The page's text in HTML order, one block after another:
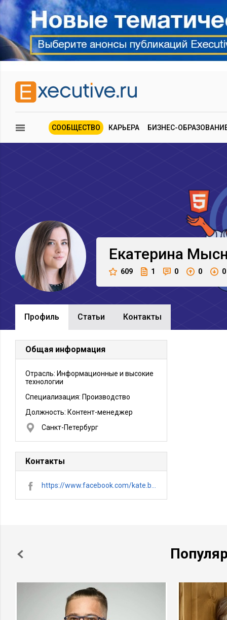
СООБЩЕСТВО КАРЬЕРА БИЗНЕС-
Екатерина
609 1 0 0 0
Профиль Cтатьи Контакты
Общая информация
Отрасль: Информационные и высокие
технологии
Специализация: Производство
Должность: Контент-менеджер
Санкт-Петербург
Контакты